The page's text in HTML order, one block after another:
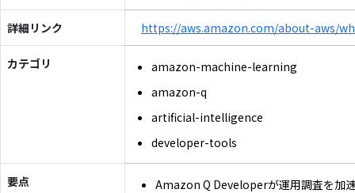
詳細リンク https://aws.amazon.com/about-aws/
カテゴリ
amazon-machine-learning
amazon-q
artificial-intelligence
developer-tools
要点
Amazon Q Developerが運用調査を加